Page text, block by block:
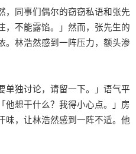
，同事们偶尔的窃窃私语和张先
，不能露馅。」然而，张先生的
。林浩然感到一阵压力，额头渗
单独讨论，请留一下。」语气平
他想干什么？我得小心点。」房
味，让林浩然感到一阵不适。他